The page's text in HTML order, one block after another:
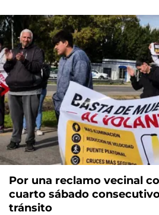
Por una reclamo vecinal
cuarto sábado
tránsito